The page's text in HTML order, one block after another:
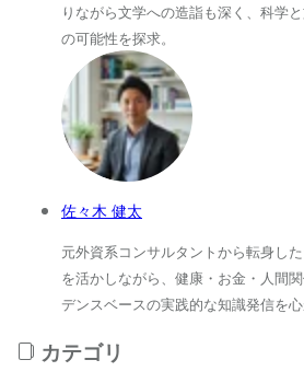
りながら文学への造詣も深く、科学
の可能性を探求。
佐々木 健太
元外資系コンサルタントから転身し
を活かしながら、健康・お金・人間
デンスベースの実践的な知識発信を心
カテゴリ